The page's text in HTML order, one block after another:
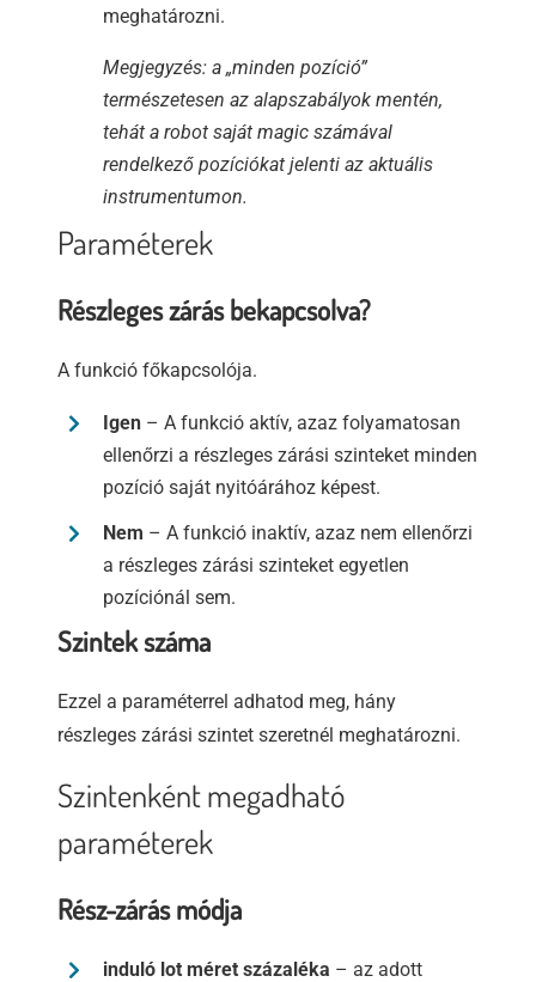
meghatározni.
Megjegyzés: a „minden pozíció”
természetesen az alapszabályok mentén,
tehát a robot saját magic számával
rendelkező pozíciókat jelenti az aktuális
instrumentumon.
Paraméterek
Részleges zárás bekapcsolva?
A funkció főkapcsolója.
Igen – A funkció aktív, azaz folyamatosan
ellenőrzi a részleges zárási szinteket minden
pozíció saját nyitóárához képest.
Nem – A funkció inaktív, azaz nem ellenőrzi
a részleges zárási szinteket egyetlen
pozíciónál sem.
Szintek száma
Ezzel a paraméterrel adhatod meg, hány
részleges zárási szintet szeretnél meghatározni.
Szintenként megadható
paraméterek
Rész-zárás módja
induló lot méret százaléka – az adott